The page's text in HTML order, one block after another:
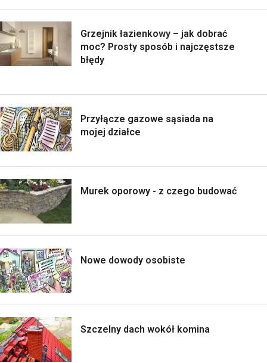
Grzejnik łazienkowy – jak dobrać
moc? Prosty sposób i najczęstsze
błędy
Przyłącze gazowe sąsiada na
mojej działce
Murek oporowy - z czego budować
Nowe dowody osobiste
Szczelny dach wokół komina